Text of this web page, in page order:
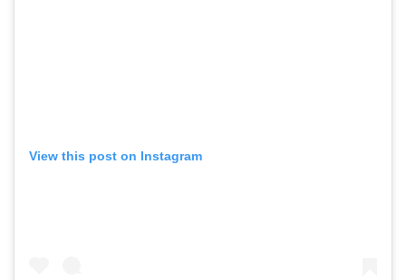
View this post on Instagram